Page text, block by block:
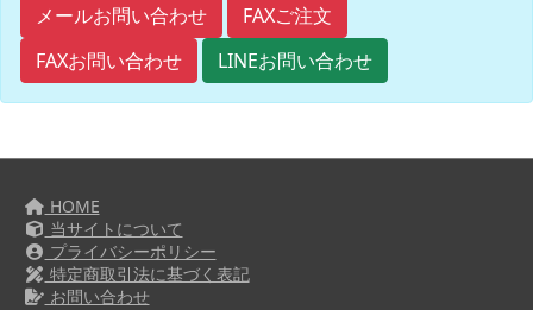
メールお問い合わせ
FAXご注文
FAXお問い合わせ
LINEお問い合わせ
HOME
当サイトについて
プライバシーポリシー
特定商取引法に基づく表記
お問い合わせ